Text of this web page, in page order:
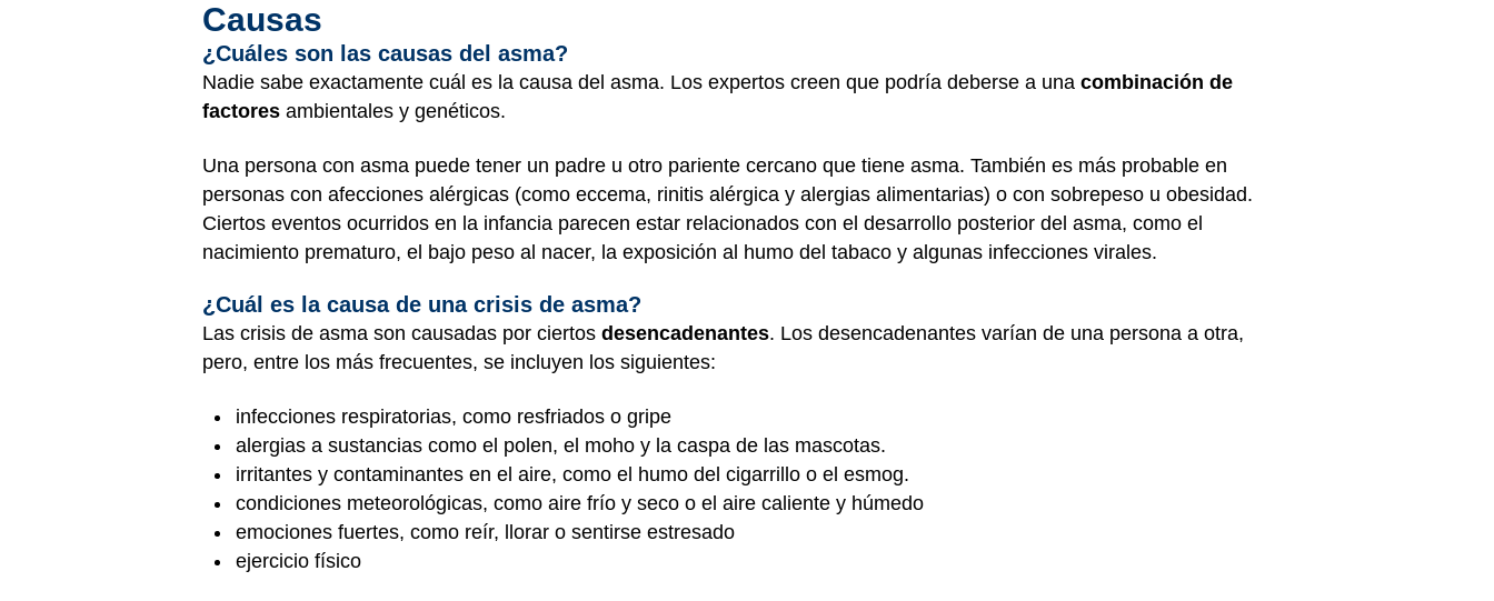
Causas
¿Cuáles son las causas del asma?
Nadie sabe exactamente cuál es la causa del asma. Los expertos creen que podría deberse a una combinación de
factores ambientales y genéticos.
Una persona con asma puede tener un padre u otro pariente cercano que tiene asma. También es más probable en
personas con afecciones alérgicas (como eccema, rinitis alérgica y alergias alimentarias) o con sobrepeso u obesidad.
Ciertos eventos ocurridos en la infancia parecen estar relacionados con el desarrollo posterior del asma, como el
nacimiento prematuro, el bajo peso al nacer, la exposición al humo del tabaco y algunas infecciones virales.
¿Cuál es la causa de una crisis de asma?
Las crisis de asma son causadas por ciertos desencadenantes. Los desencadenantes varían de una persona a otra,
pero, entre los más frecuentes, se incluyen los siguientes:
infecciones respiratorias, como resfriados o gripe
alergias a sustancias como el polen, el moho y la caspa de las mascotas.
irritantes y contaminantes en el aire, como el humo del cigarrillo o el esmog.
condiciones meteorológicas, como aire frío y seco o el aire caliente y húmedo
emociones fuertes, como reír, llorar o sentirse estresado
ejercicio físico